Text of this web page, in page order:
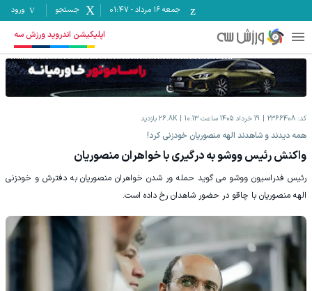
جمعه ۱۶ مرداد -
01:47 جستجو ورود
اپلیکیشن اندروید ورزش سه
کد: 2366408 19 خرداد 1405 ساعت 10:13 26.8K بازدید
همه دیدند و شاهدند الهه منصوریان خودزنی کرد!
واکنش رئیس ووشو به درگیری با خواهران منصوریان
رئیس فدراسیون ووشو می گوید حمله ور شدن خواهران منصوریان به دفترش و خودزنی
الهه منصوریان با چاقو در حضور شاهدان رخ داده است.